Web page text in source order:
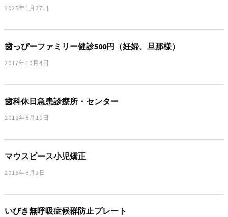
2025年1月27日
歯っぴーファミリー健診500円（妊婦、旦那様）
2017年10月4日
歯科休日急患診療所・センター
2016年8月10日
マウスピース小児矯正
2015年8月3日
いびき無呼吸症候群防止プレート